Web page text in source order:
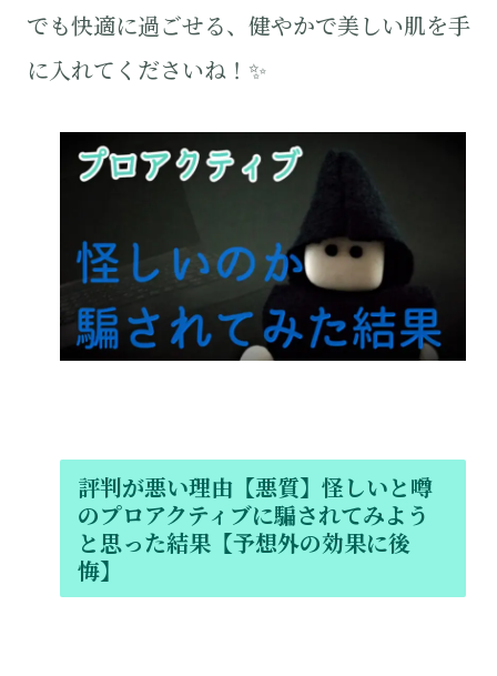
でも快適に過ごせる、健やかで美しい肌を手
に入れてくださいね！✨
評判が悪い理由【悪質】怪しいと噂
のプロアクティブに騙されてみよう
と思った結果【予想外の効果に後
悔】